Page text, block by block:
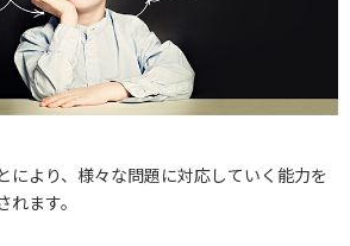
により、様々な問題に対応していく能力を
ます。